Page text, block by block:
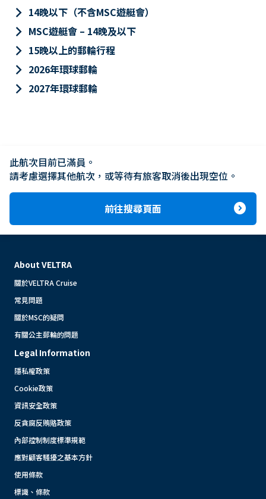
keyboard_arrow_right 14晚以下（不含MSC遊艇會）
keyboard_arrow_right MSC遊艇會 – 14晚及以下
keyboard_arrow_right 15晚以上的郵輪行程
keyboard_arrow_right 2026年環球郵輪
keyboard_arrow_right 2027年環球郵輪
此航次目前已滿員。
請考慮選擇其他航次，或等待有旅客取消後出現空位。
前往搜尋頁面 expand_circle_right
About VELTRA
關於VELTRA Cruise
常見問題
關於MSC的疑問
有關公主郵輪的問題
Legal Information
隱私權政策
Cookie政策
資訊安全政策
反貪腐反賄賂政策
內部控制制度標準規範
應對顧客騷擾之基本方針
使用條款
標識、條款